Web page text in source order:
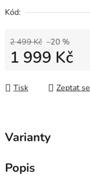
Kód:
2 499 Kč –20 %
1 999 Kč
Tisk
Zeptat se
Varianty
Popis